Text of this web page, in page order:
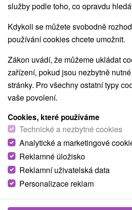
9,5 vynikající ·153 recenzí
služby podle toho, co opravdu
Kdykoli se můžete svobodně
používání cookies chcete umožnit.
Zákon uvádí, že můžeme ukládat
zařízení, pokud jsou nezbytně
stránky. Pro všechny ostatní typy
vaše povolení.
Cookies, které používáme
Technické a nezbytné cookies
Analytické a marketingové
Reklamné úložisko
Reklamní uživatelská data
Personalizace reklam